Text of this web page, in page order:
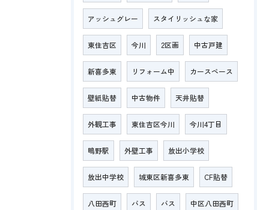
アッシュグレー スタイリッシュな家
東住吉区 今川 2区画 中古戸建
新喜多東 リフォーム中 カースペース
壁紙貼替 中古物件 天井貼替
外観工事 東住吉区今川 今川4丁目
鴫野駅 外壁工事 放出小学校
放出中学校 城東区新喜多東 CF貼替
八田西町 バス バス 中区八田西町